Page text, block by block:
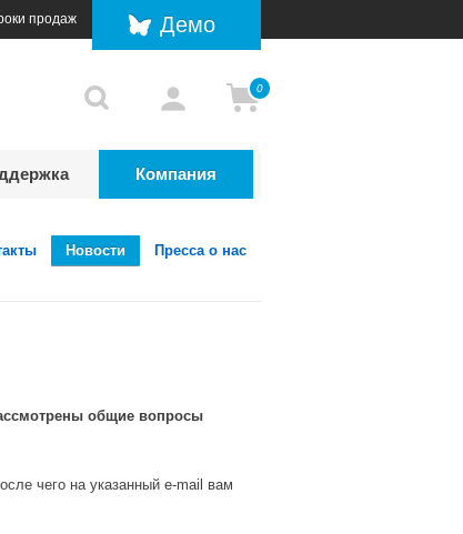
продаж Демо
0
Компания
Новости Пресса о нас
общие вопросы
чего на указанный e-mail вам